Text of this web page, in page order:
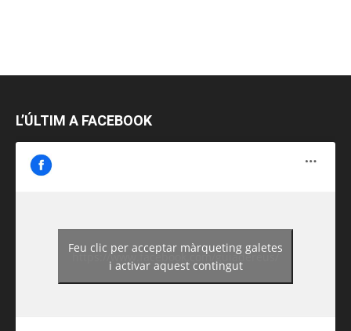
L’ÚLTIM A FACEBOOK
https://www.facebook.com/guiadereus/
Feu clic per acceptar màrqueting galetes
i activar aquest contingut